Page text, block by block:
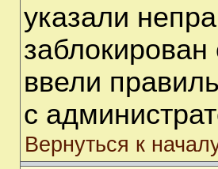
указали
ввели
с
Вернуться к